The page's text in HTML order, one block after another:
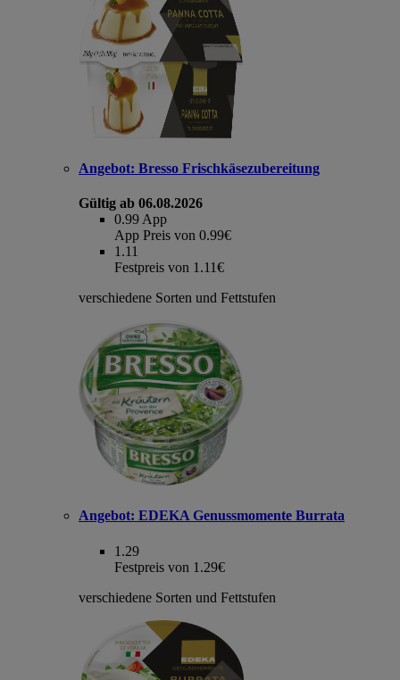
Angebot: Bresso Frischkäsezubereitung
Gültig ab 06.08.2026
0.99 App
App Preis von 0.99€
1.11
Festpreis von 1.11€
verschiedene Sorten und Fettstufen
Angebot: EDEKA Genussmomente Burrata
1.29
Festpreis von 1.29€
verschiedene Sorten und Fettstufen